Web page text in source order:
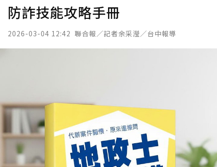
防詐技能攻略手冊
2026-03-04 12:42 聯合報／記者余采瀅／台中報導